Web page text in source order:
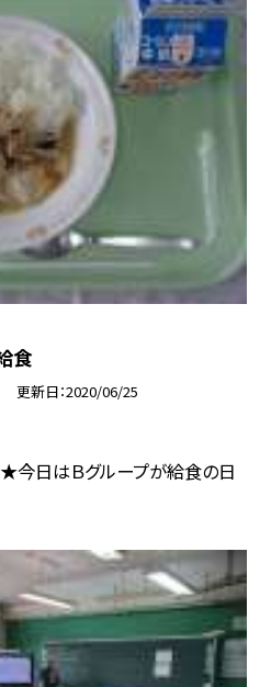
食
更新日 2020/06/25
★今日はＢグループが給食の日